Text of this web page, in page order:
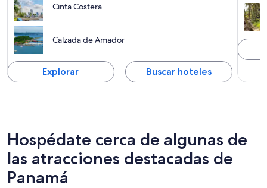
Cinta Costera
Calzada de Amador
Explorar Buscar hoteles
Hospédate cerca de algunas de
las atracciones destacadas de
Panamá